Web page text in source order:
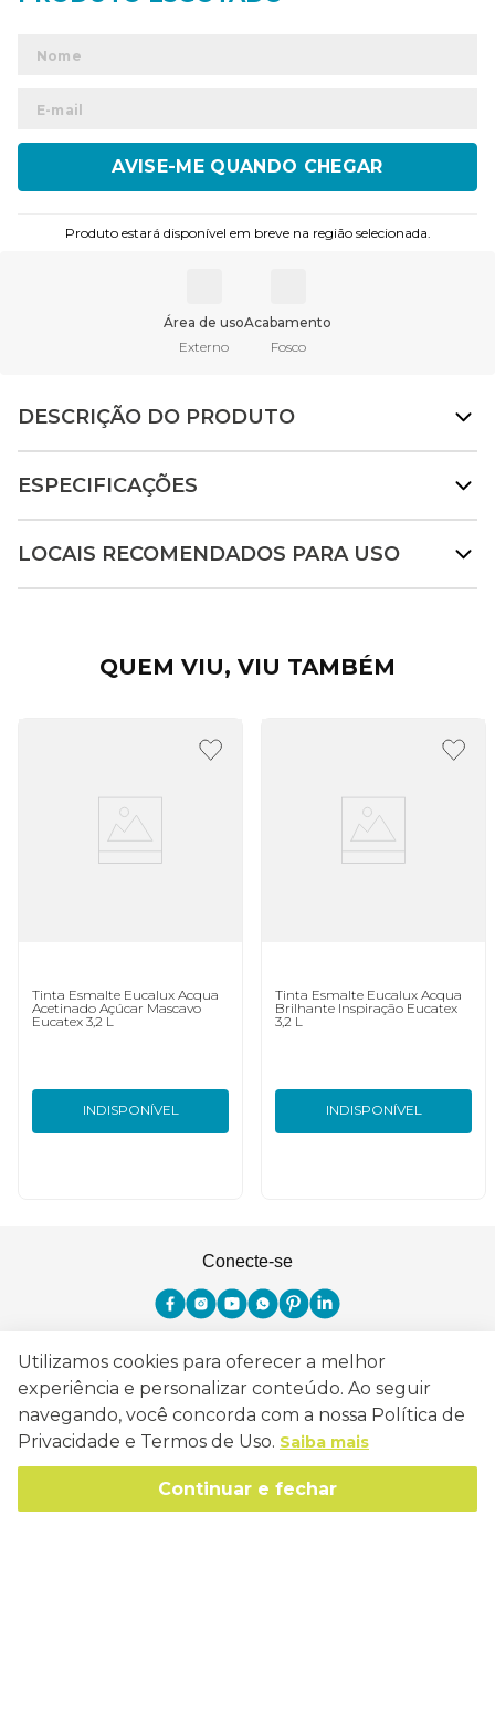
ENVIAR
Produto estará disponível em breve na região selecionada.
Área de uso
Externo
Acabamento
Fosco
DESCRIÇÃO DO PRODUTO
ESPECIFICAÇÕES
LOCAIS RECOMENDADOS PARA USO
QUEM VIU, VIU TAMBÉM
Tinta Esmalte Eucalux Acqua
Acetinado Açúcar Mascavo
Eucatex 3,2 L
INDISPONÍVEL
Tinta Esmalte Eucalux Acqua
Brilhante Inspiração Eucatex
3,2 L
INDISPONÍVEL
Conecte-se
Como Trabalhamos
Política de Entrega
Trocas e Devoluções
Sobre a Eucatex
Canal de Ética
Sustentabilidade
Utilizamos cookies para oferecer a melhor
experiência e personalizar conteúdo. Ao seguir
navegando, você concorda com a nossa Política de
Privacidade e Termos de Uso. Saiba mais
Continuar e fechar